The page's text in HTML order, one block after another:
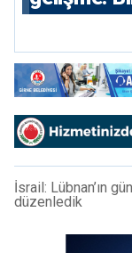
İsrail: Lübnan’ın
düzenledik